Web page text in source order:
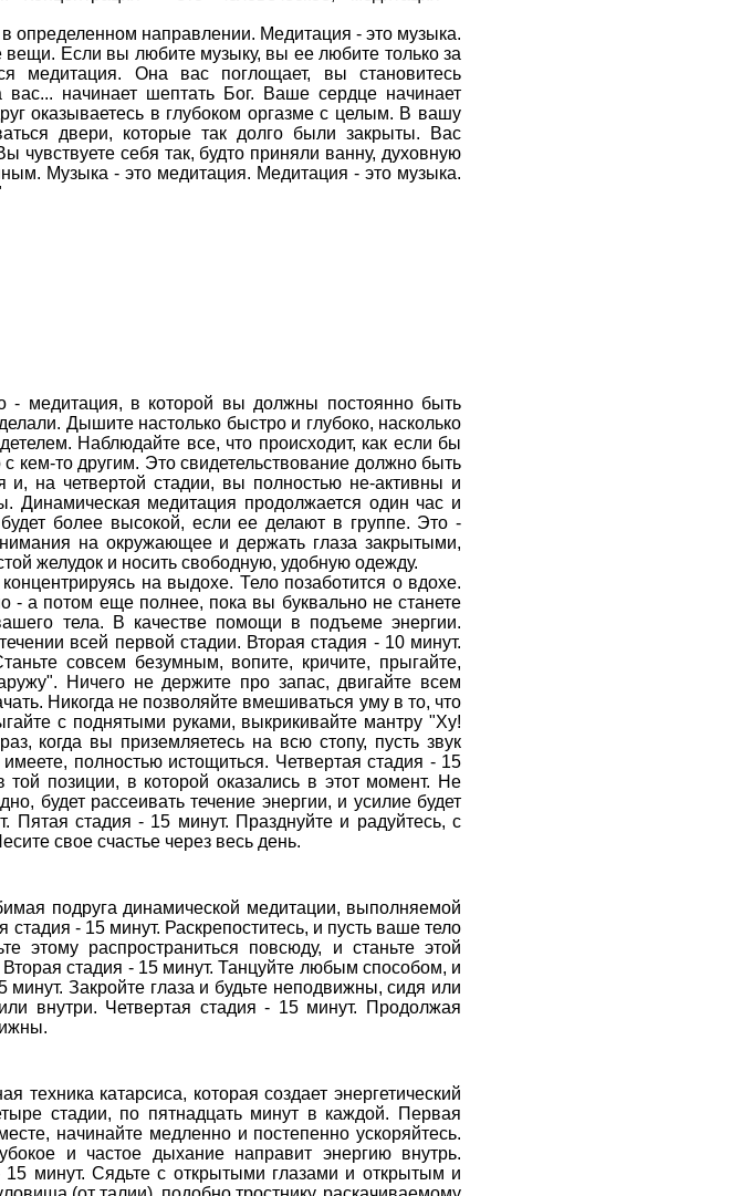
определенном направлении. Медитация - это музыка.
Если вы любите музыку, вы ее любите только за
медитация. Она вас поглощает, вы становитесь
начинает шептать Бог. Ваше сердце начинает
оказываетесь в глубоком оргазме с целым. В вашу
двери, которые так долго были закрыты. Вас
чувствуете себя так, будто приняли ванну, духовную
Музыка - это медитация. Медитация - это музыка.
- медитация, в которой вы должны постоянно быть
Дышите настолько быстро и глубоко, насколько
Наблюдайте все, что происходит, как если бы
кем-то другим. Это свидетельствование должно быть
и, на четвертой стадии, вы полностью не-активны и
Динамическая медитация продолжается один час и
более высокой, если ее делают в группе. Это -
на окружающее и держать глаза закрытыми,
желудок и носить свободную, удобную одежду.
на выдохе. Тело позаботится о вдохе.
- а потом еще полнее, пока вы буквально не станете
тела. В качестве помощи в подъеме энергии.
всей первой стадии. Вторая стадия - 10 минут.
совсем безумным, вопите, кричите, прыгайте,
Ничего не держите про запас, двигайте всем
Никогда не позволяйте вмешиваться уму в то, что
с поднятыми руками, выкрикивайте мантру "Ху!
когда вы приземляетесь на всю стопу, пусть звук
полностью истощиться. Четвертая стадия - 15
позиции, в которой оказались в этот момент. Не
будет рассеивать течение энергии, и усилие будет
Пятая стадия - 15 минут. Празднуйте и радуйтесь, с
свое счастье через весь день.
подруга динамической медитации, выполняемой
- 15 минут. Раскрепоститесь, и пусть ваше тело
этому распространиться повсюду, и станьте этой
стадия - 15 минут. Танцуйте любым способом, и
минут. Закройте глаза и будьте неподвижны, сидя или
внутри. Четвертая стадия - 15 минут. Продолжая
катарсиса, которая создает энергетический
стадии, по пятнадцать минут в каждой. Первая
начинайте медленно и постепенно ускоряйтесь.
и частое дыхание направит энергию внутрь.
минут. Сядьте с открытыми глазами и открытым и